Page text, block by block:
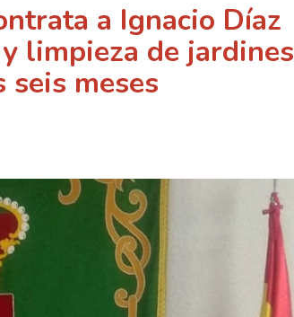
a Ignacio Díaz
limpieza de jardines
meses